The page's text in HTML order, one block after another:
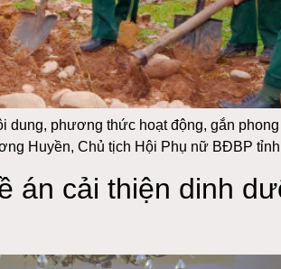
phương thức hoạt động, gắn
Huyền, Chủ tịch Hội Phụ nữ BĐBP
án cải thiện dinh